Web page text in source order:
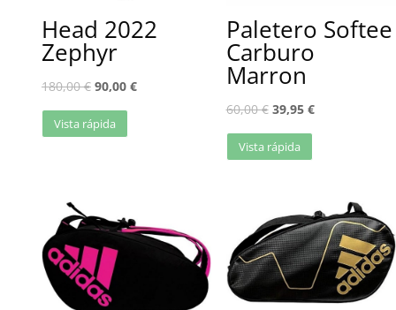
Head 2022
Zephyr
180,00€ 90,00 €
Vista rápida
Paletero Softee
Carburo
Marron
60,00€ 39,95 €
Vista rápida